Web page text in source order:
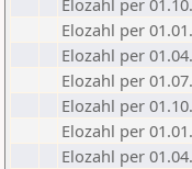
Elozahl per
Elozahl per
Elozahl per
Elozahl per
Elozahl per
Elozahl per
Elozahl per